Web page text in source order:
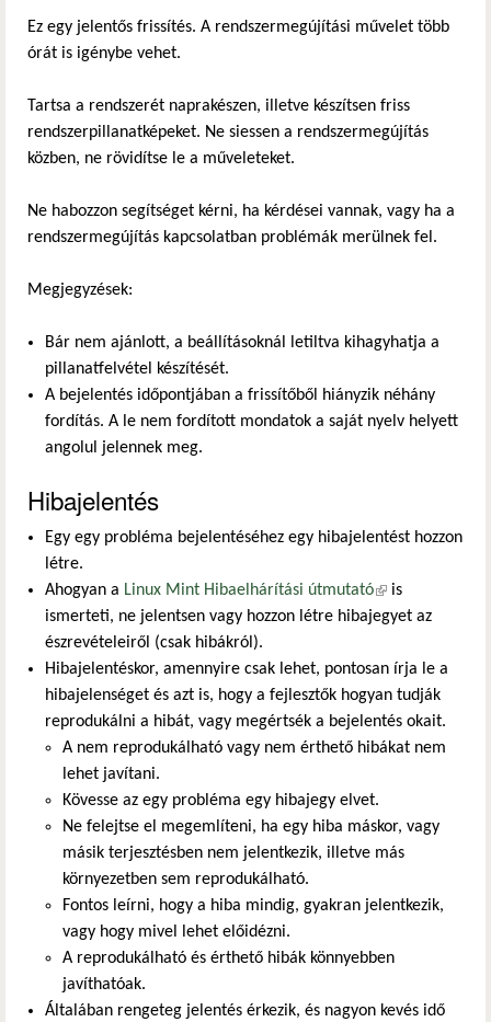
Ez egy jelentős frissítés. A rendszermegújítási művelet több
órát is igénybe vehet.
Tartsa a rendszerét naprakészen, illetve készítsen friss
rendszerpillanatképeket. Ne siessen a rendszermegújítás
közben, ne rövidítse le a műveleteket.
Ne habozzon segítséget kérni, ha kérdései vannak, vagy ha a
rendszermegújítás kapcsolatban problémák merülnek fel.
Megjegyzések:
Bár nem ajánlott, a beállításoknál letiltva kihagyhatja a
pillanatfelvétel készítését.
A bejelentés időpontjában a frissítőből hiányzik néhány
fordítás. A le nem fordított mondatok a saját nyelv helyett
angolul jelennek meg.
Hibajelentés
Egy egy probléma bejelentéséhez egy hibajelentést hozzon
létre.
Ahogyan a Linux Mint Hibaelhárítási útmutató(külső
hivatkozás)
is
ismerteti, ne jelentsen vagy hozzon létre hibajegyet az
észrevételeiről (csak hibákról).
Hibajelentéskor, amennyire csak lehet, pontosan írja le a
hibajelenséget és azt is, hogy a fejlesztők hogyan tudják
reprodukálni a hibát, vagy megértsék a bejelentés okait.
A nem reprodukálható vagy nem érthető hibákat nem
lehet javítani.
Kövesse az egy probléma egy hibajegy elvet.
Ne felejtse el megemlíteni, ha egy hiba máskor, vagy
másik terjesztésben nem jelentkezik, illetve más
környezetben sem reprodukálható.
Fontos leírni, hogy a hiba mindig, gyakran jelentkezik,
vagy hogy mivel lehet előidézni.
A reprodukálható és érthető hibák könnyebben
javíthatóak.
Általában rengeteg jelentés érkezik, és nagyon kevés idő